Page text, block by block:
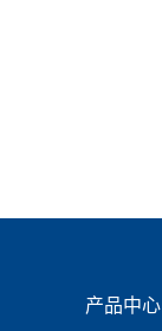
产品中心